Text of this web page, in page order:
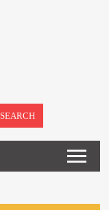
SEARCH